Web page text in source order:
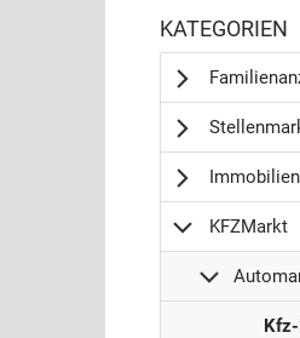
KATEGORIEN
Bedienhinweis:
KFZMarkt
K